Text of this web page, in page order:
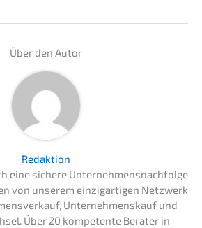
Über den Autor
Redaktion
eine sichere Unternehmensnachfolge
von unserem einzigartigen Netzwerk
Unternehmenskauf und
Über 20 kompetente Berater in